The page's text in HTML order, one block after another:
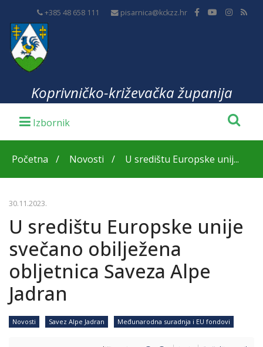
+385 48 658 111 pisarnica@kckzz.hr
Koprivničko-križevačka županija
Početna Novosti U središtu Europske unij...
30.11.2023.
U središtu Europske unije
svečano obilježena
obljetnica Saveza Alpe
Jadran
Novosti Savez Alpe Jadran Međunarodna suradnja i EU fondovi